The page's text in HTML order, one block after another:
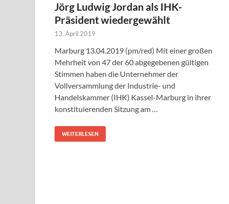
Jörg Ludwig Jordan als IHK-
Präsident wiedergewählt
13. April 2019
Marburg 13.04.2019 (pm/red) Mit einer großen
Mehrheit von 47 der 60 abgegebenen gültigen
Stimmen haben die Unternehmer der
Vollversammlung der Industrie- und
Handelskammer (IHK) Kassel-Marburg in ihrer
konstituierenden Sitzung am …
WEITERLESEN